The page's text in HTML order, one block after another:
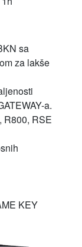
sa
za lakše
a.
R800, RSE
KEY